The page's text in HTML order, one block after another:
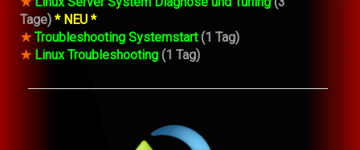
Tage) * NEU *
★ Troubleshooting Systemstart (1 Tag)
★ Linux Troubleshooting (1 Tag)